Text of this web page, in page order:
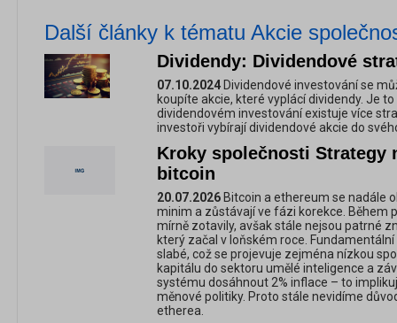
Další články k tématu Akcie
Dividendy: Dividendové
07.10.2024 Dividendové investování se
koupíte akcie, které vyplácí dividendy. Je
dividendovém investování existuje více
investoři vybírají dividendové akcie do
Kroky společnosti Strategy
bitcoin
20.07.2026 Bitcoin a ethereum se nadále
minim a zůstávají ve fázi korekce. Během
mírně zotavily, avšak stále nejsou patrné
který začal v loňském roce.
slabé, což se projevuje zejména nízkou
kapitálu do sektoru umělé inteligence a
systému dosáhnout 2% inflace – to
měnové politiky. Proto stále nevidíme
etherea.